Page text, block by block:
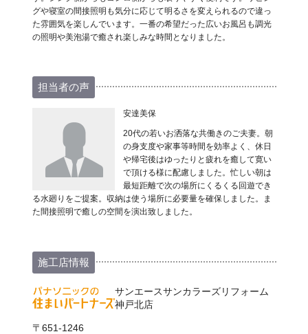
グや寝室の間接照明も気分に応じて明るさを変えられるので違っ
た雰囲気を楽しんでいます。一番の希望だった広いお風呂も調光
の照明や美泡湯で癒され楽しみな時間となりました。
担当者の声
安達美保
20代の若いお洒落な共働きのご夫妻。朝
の身支度や家事等時間を効率よく、休日
や帰宅後はゆったりと疲れを癒して寛い
で頂ける様に配慮しました。忙しい朝は
最短距離で次の場所にくるくる回遊でき
る水廻りをご提案。収納は使う場所に必要量を確保しました。ま
た間接照明で癒しの空間を演出致しました。
施工店情報
サンエースサンカラーズリフォーム
神戸北店
〒651-1246